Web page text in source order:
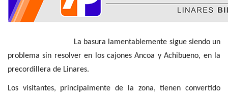
La basura lamentablemente sigue siendo un
problema sin resolver en los cajones Ancoa y Achibueno, en la
precordillera de Linares.
Los visitantes, principalmente de la zona, tienen convertido